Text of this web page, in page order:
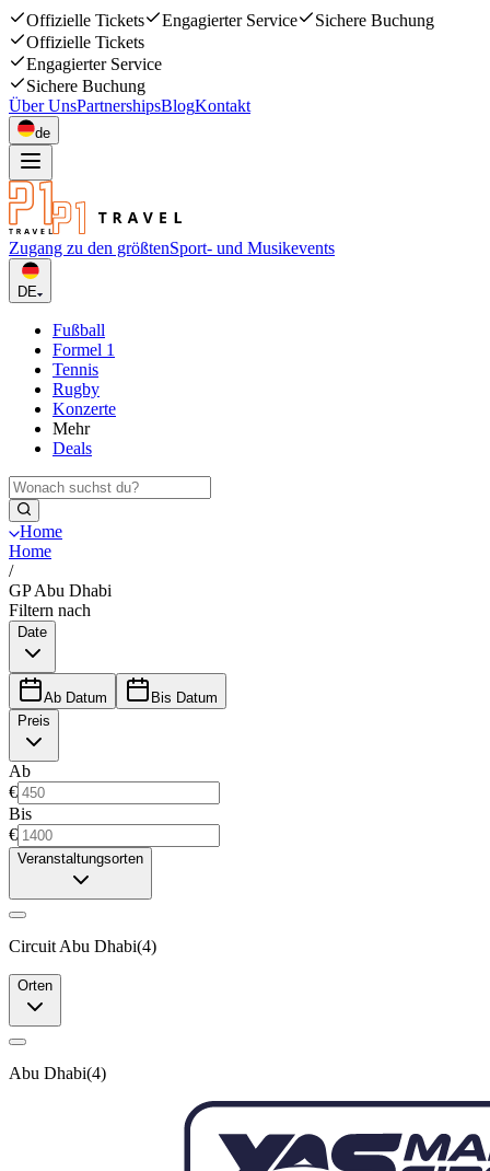
Offizielle Tickets Engagierter Service
Sichere Buchung
Offizielle Tickets
Engagierter Service
Sichere Buchung
Über UnsPartnershipsBlogKontakt
de
Zugang zu den größtenSport- und Musikevents
DE
Fußball
Formel 1
Tennis
Rugby
Konzerte
Mehr
Deals
Home
Home
/
GP Abu Dhabi
Filtern nach
Date
Ab Datum
Bis Datum
Preis
Ab
€
Bis
€
Veranstaltungsorten
Circuit Abu Dhabi(4)
Orten
Abu Dhabi(4)